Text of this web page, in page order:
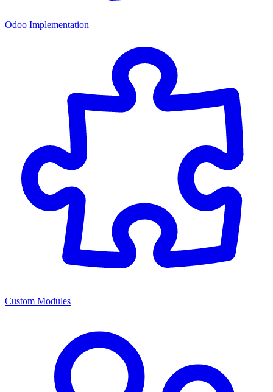
Odoo Implementation
Custom Modules